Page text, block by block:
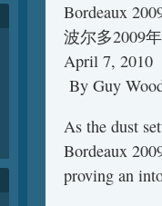
Bordeaux
波尔多2009
April 7, 2010
By Guy
As the dust
Bordeaux
proving an